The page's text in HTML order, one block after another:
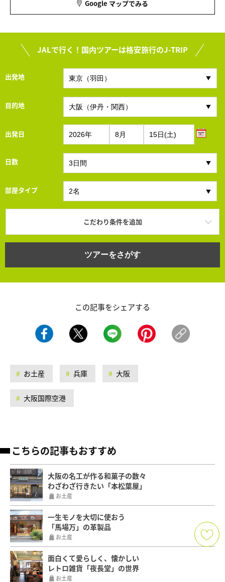
Google マップでみる
JALで行く！国内ツアーは格安旅行のJ-TRIP
出発地
目的地
出発日
日数
部屋タイプ
こだわり条件を追加
ツアーをさがす
この記事をシェアする
お土産 兵庫 大阪
大阪国際空港
こちらの記事もおすすめ
大阪の名工が作る和菓子の数々
わざわざ行きたい「本松葉屋」
お土産
一生モノを大切に使おう
「馬場万」の革製品
お土産
面白くて愛らしく、懐かしい
レトロ雑貨「夜長堂」の世界
お土産